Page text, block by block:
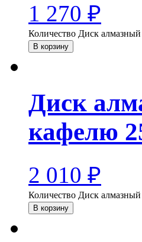
1 270 ₽
Количество Диск
В корзину
Диск
кафелю
2 010 ₽
Количество Диск
В корзину